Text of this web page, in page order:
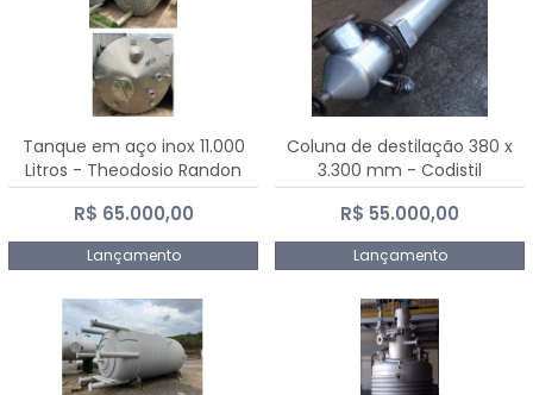
Tanque em aço inox 11.000
Litros - Theodosio Randon
R$ 65.000,00
Lançamento
Coluna de destilação 380 x
3.300 mm - Codistil
R$ 55.000,00
Lançamento